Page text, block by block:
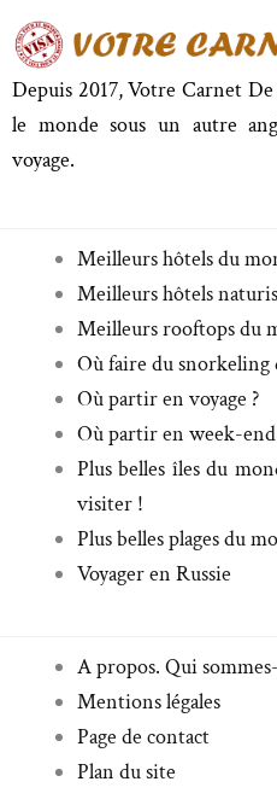
Depuis 2017, Votre Carnet
le monde sous un autre
voyage.
Meilleurs hôtels du
Meilleurs hôtels
Meilleurs rooftops du
Où faire du snorkeling
Où partir en voyage ?
Où partir en week-end
Plus belles îles du
visiter !
Plus belles plages du
Voyager en Russie
A propos. Qui
Mentions légales
Page de contact
Plan du site